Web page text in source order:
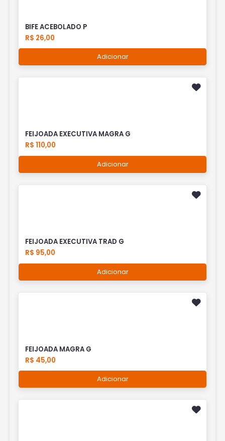
BIFE ACEBOLADO P
R$ 26,00
Adicionar
FEIJOADA EXECUTIVA MAGRA G
R$ 110,00
Adicionar
FEIJOADA EXECUTIVA TRAD G
R$ 95,00
Adicionar
FEIJOADA MAGRA G
R$ 45,00
Adicionar